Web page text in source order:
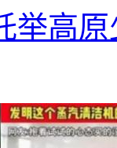
举高